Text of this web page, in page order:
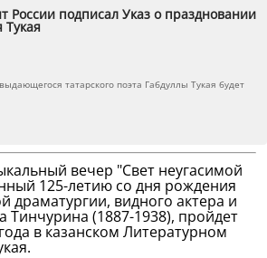
России подписал Указ о праздновании
Тукая
татарского поэта Габдуллы Тукая будет
вечер "Свет неугасимой
125-летию со дня рождения
драматургии, видного актера и
Тинчурина (1887-1938), пройдет
в казанском Литературном